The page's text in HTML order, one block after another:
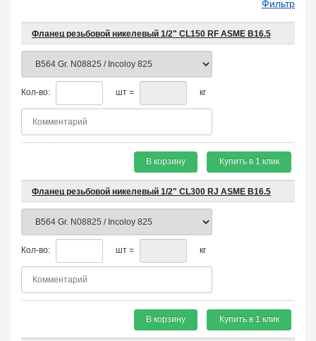
Фильтр
Фланец резьбовой никелевый 1/2" CL150 RF ASME B16.5
Кол-во: шт = кг
В корзину Купить в 1 клик
Фланец резьбовой никелевый 1/2" CL300 RJ ASME B16.5
Кол-во: шт = кг
В корзину Купить в 1 клик